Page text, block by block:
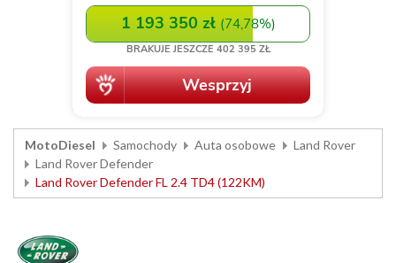
MotoDiesel Samochody Auta osobowe
Land Rover
Land Rover Defender
Land Rover Defender FL 2.4 TD4 (122KM)